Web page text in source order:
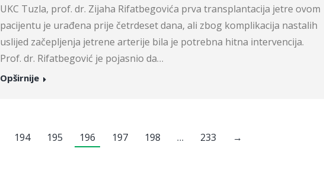
UKC Tuzla, prof. dr. Zijaha Rifatbegovića prva transplantacija jetre ovom
pacijentu je urađena prije četrdeset dana, ali zbog komplikacija nastalih
uslijed začepljenja jetrene arterije bila je potrebna hitna intervencija.
Prof. dr. Rifatbegović je pojasnio da…
Opširnije
194 195 196 197 198 … 233 →